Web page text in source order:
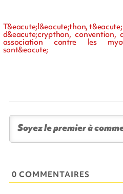
T&eacute;l&eacute;thon,
d&eacute;crypthon, convention,
association contre les
sant&eacute;
0 COMMENTAIRES